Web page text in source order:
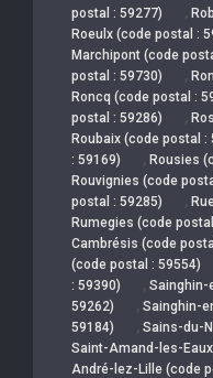
postal : 59277)
,
Roeulx (code postal :
Marchipont (code
postal : 59730)
,
Roncq (code postal :
postal : 59286)
,
Roubaix (code postal :
: 59169)
, Rousies
Rouvignies (code
postal : 59285)
,
Rumegies (code
Cambrésis (code
(code postal : 59554)
: 59390)
, Sainghin-
59262)
, Sainghin-
59184)
, Sains-du-
Saint-Amand-les-
André-lez-Lille (code